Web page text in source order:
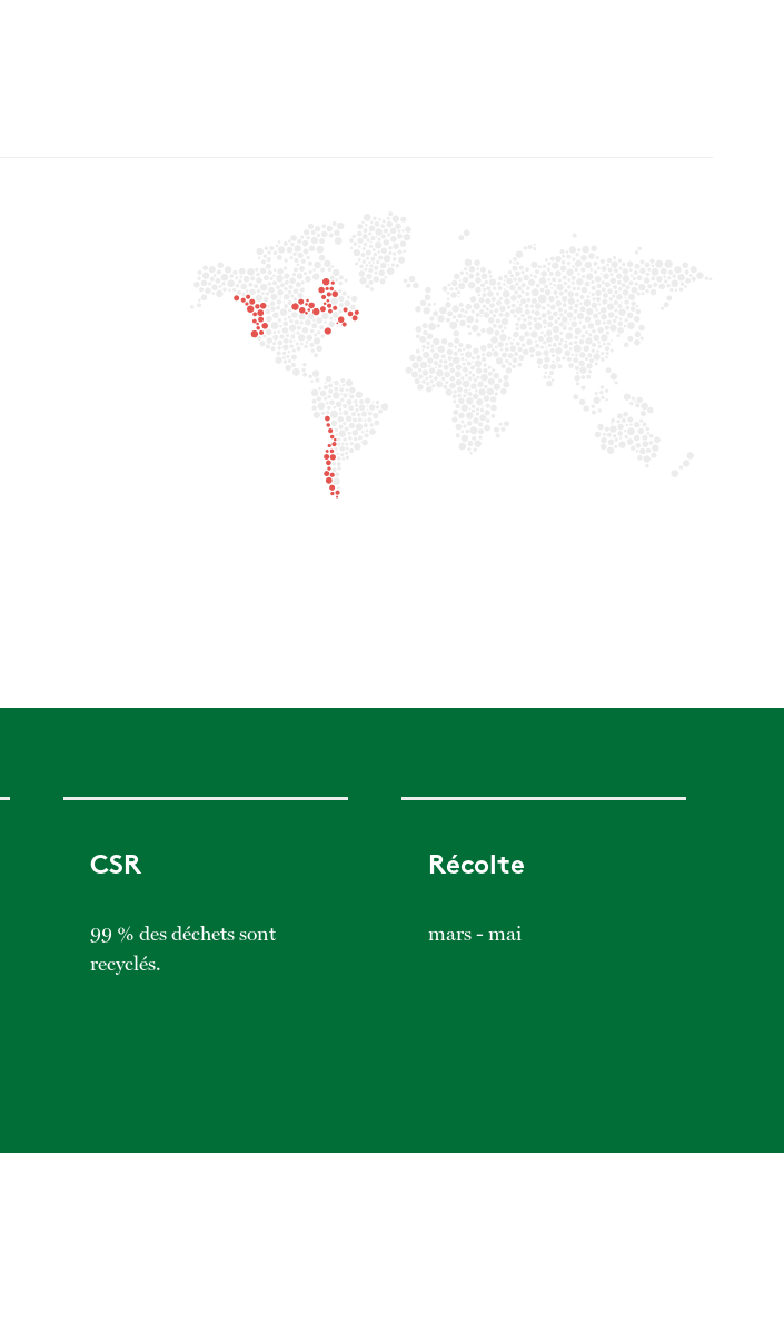
CSR
99 % des déchets sont
recyclés.
Récolte
mars - mai